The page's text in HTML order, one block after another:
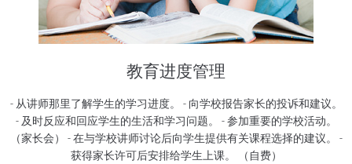
教育进度管理
- 从讲师那里了解学生的学习进度。 - 向学校报告家长的投诉和建议。
- 及时反应和回应学生的生活和学习问题。 - 参加重要的学校活动。
（家长会） - 在与学校讲师讨论后向学生提供有关课程选择的建议。 -
获得家长许可后安排给学生上课。 （自费）